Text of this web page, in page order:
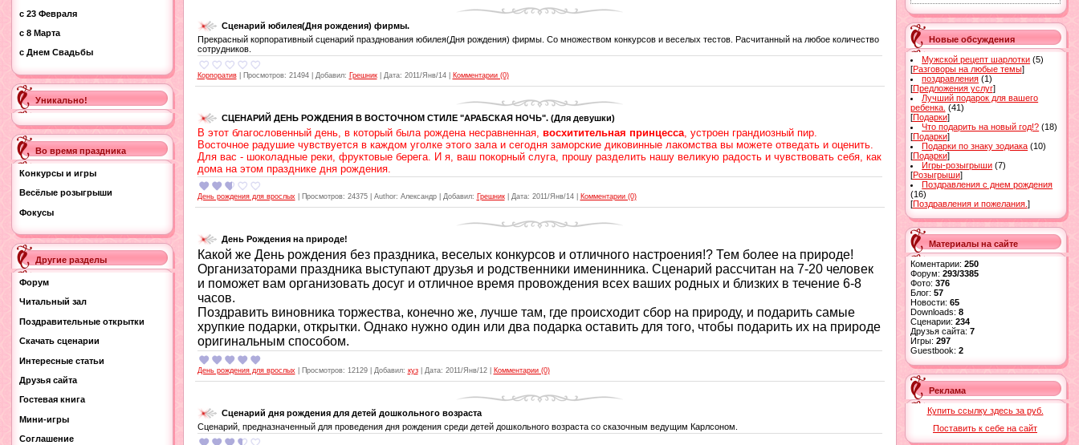
с 23 Февраля
с 8 Марта
с Днем Свадьбы
Уникально!
Во время праздника
Конкурсы и игры
Весёлые розыгрыши
Фокусы
Другие разделы
Форум
Читальный зал
Поздравительные открытки
Скачать сценарии
Интересные статьи
Друзья сайта
Гостевая книга
Мини-игры
Соглашение
Сценарий юбилея(Дня рождения) фирмы.
Прекрасный корпоративный сценарий празднования юбилея(Дня рождения) фирмы. Со множеством конкурсов и веселых тестов. Расчитанный на любое количество
сотрудников.
Корпоратив| Просмотров: 21494| Добавил: Грешник| Дата: 2011/Янв/14 Комментарии (0)
СЦЕНАРИЙ ДЕНЬ РОЖДЕНИЯ В ВОСТОЧНОМ СТИЛЕ "АРАБСКАЯ НОЧЬ". (Для девушки)
В этот благословенный день, в который была рождена несравненная, восхитительная принцесса, устроен грандиозный пир.
Восточное радушие чувствуется в каждом уголке этого зала и сегодня заморские диковинные лакомства вы можете отведать и оценить.
Для вас - шоколадные реки, фруктовые берега. И я, ваш покорный слуга, прошу разделить нашу великую радость и чувствовать себя, как
дома на этом празднике дня рождения.
День рождения для врослых| Просмотров: 24375| Author: Александр| Добавил: Грешник| Дата: 2011/Янв/14 Комментарии (0)
День Рождения на природе!
Какой же День рождения без праздника, веселых конкурсов и отличного настроения!? Тем более на природе!
Организаторами праздника выступают друзья и родственники именинника. Сценарий рассчитан на 7-20 человек
и поможет вам организовать досуг и отличное время провождения всех ваших родных и близких в течение 6-8
часов.
Поздравить виновника торжества, конечно же, лучше там, где происходит сбор на природу, и подарить самые
хрупкие подарки, открытки. Однако нужно один или два подарка оставить для того, чтобы подарить их на природе
оригинальным способом.
День рождения для врослых| Просмотров: 12129| Добавил: куз| Дата: 2011/Янв/12 Комментарии (0)
Сценарий дня рождения для детей дошкольного возраста
Сценарий, предназначенный для проведения дня рождения среди детей дошкольного возраста со сказочным ведущим Карлсоном.
Новые обсуждения
Мужской рецепт шарлотки (5)
[Разговоры на любые темы]
поздравления (1)
[Предложения услуг]
Лучший подарок для вашего
ребенка. (41)
[Подарки]
Что подарить на новый год!? (18)
[Подарки]
Подарки по знаку зодиака (10)
[Подарки]
Игры-розыгрыши (7)
[Розыгрыши]
Поздравления с днем рождения
(16)
[Поздравления и пожелания. ]
Материалы на сайте
Коментарии: 250
Форум: 293/3385
Фото: 376
Блог: 57
Новости: 65
Downloads: 8
Сценарии: 234
Друзья сайта: 7
Игры: 297
Guestbook: 2
Реклама
Купить ссылку здесь за руб.
Поставить к себе на сайт